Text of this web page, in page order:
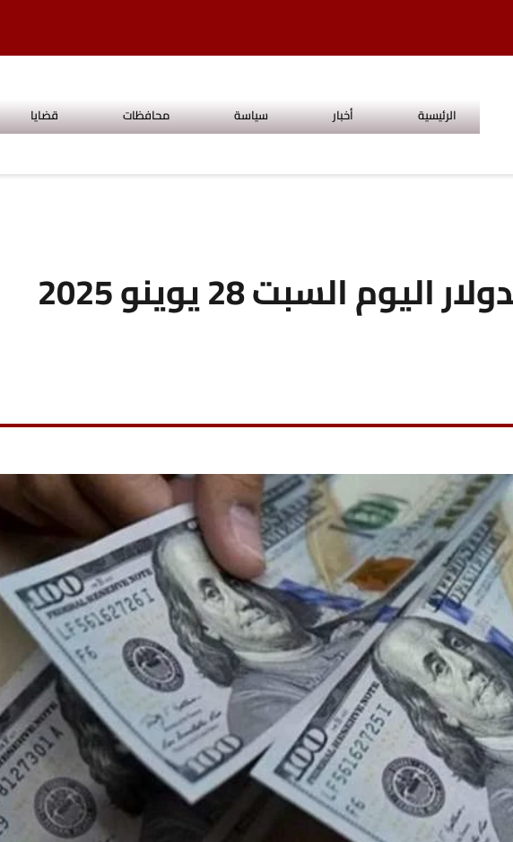
الرئيسية أخبار سياسة محافظات قضايا
انخفاض سعر الدولار اليوم السبت 28 يوينو 2025